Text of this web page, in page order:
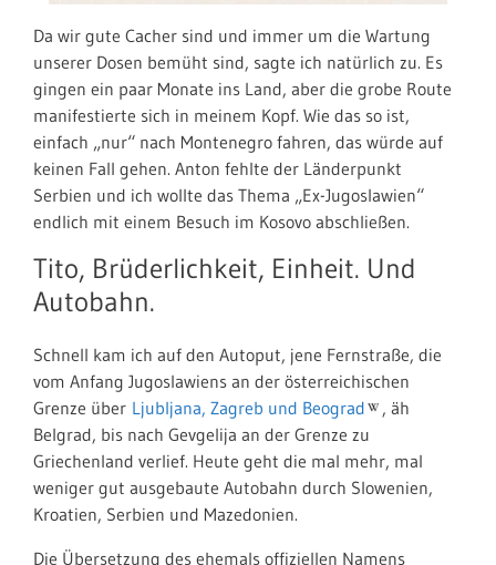
Da wir gute Cacher sind und immer um die Wartung
unserer Dosen bemüht sind, sagte ich natürlich zu. Es
gingen ein paar Monate ins Land, aber die grobe Route
manifestierte sich in meinem Kopf. Wie das so ist,
einfach „nur“ nach Montenegro fahren, das würde auf
keinen Fall gehen. Anton fehlte der Länderpunkt
Serbien und ich wollte das Thema „Ex-Jugoslawien“
endlich mit einem Besuch im Kosovo abschließen.
Tito, Brüderlichkeit, Einheit. Und
Autobahn.
Schnell kam ich auf den Autoput, jene Fernstraße, die
vom Anfang Jugoslawiens an der österreichischen
Grenze über Ljubljana, Zagreb und Beograd
, äh
Belgrad, bis nach Gevgelija an der Grenze zu
Griechenland verlief. Heute geht die mal mehr, mal
weniger gut ausgebaute Autobahn durch Slowenien,
Kroatien, Serbien und Mazedonien.
Die Übersetzung des ehemals offiziellen Namens